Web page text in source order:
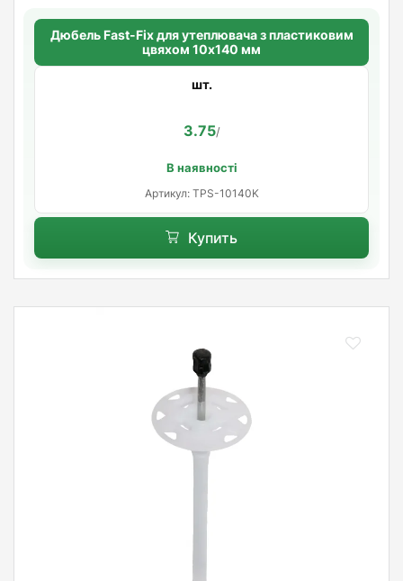
Дюбель Fast-Fix для утеплювача з пластиковим
цвяхом 10х140 мм
шт.
3.75/
В наявності
Артикул: TРS-10140K
Купить